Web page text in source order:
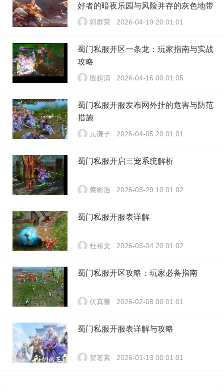
好者的暗夜乐园与风险并存的灰色地带
郭群荣 2026-04-19 20:01:01
蜀门私服开区一条龙：玩家指南与实战
攻略
殷超清 2026-04-16 00:01:05
蜀门私服开服发布网外挂的危害与防范
措施
元谦子 2026-04-05 20:01:01
蜀门私服开启三宠系统解析
蔡彬浩 2026-03-29 10:01:02
蜀门私服开服表详解
杜裕文 2026-03-04 20:01:02
蜀门私服开区攻略：玩家必备指南
伏真善 2026-02-08 00:01:01
蜀门私服开服表详解与攻略
贺茗素 2026-01-13 00:01:01